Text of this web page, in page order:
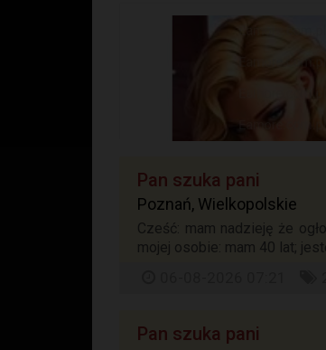
Pan szuka pani
Poznań, Wielkopolskie
Cześć: mam nadzieję że
mojej osobie: mam 40 lat;
Pan szuka pani